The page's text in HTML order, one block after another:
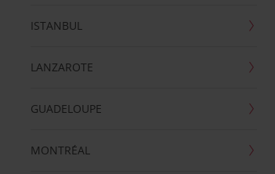
ISTANBUL
LANZAROTE
GUADELOUPE
MONTRÉAL